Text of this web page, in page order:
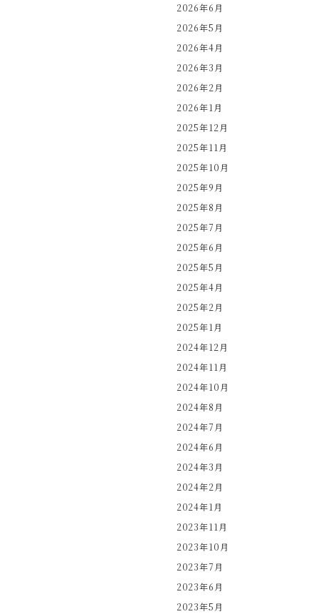
2026年6月
2026年5月
2026年4月
2026年3月
2026年2月
2026年1月
2025年12月
2025年11月
2025年10月
2025年9月
2025年8月
2025年7月
2025年6月
2025年5月
2025年4月
2025年2月
2025年1月
2024年12月
2024年11月
2024年10月
2024年8月
2024年7月
2024年6月
2024年3月
2024年2月
2024年1月
2023年11月
2023年10月
2023年7月
2023年6月
2023年5月